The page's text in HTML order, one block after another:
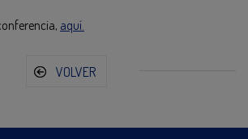
aquí.
VOLVER